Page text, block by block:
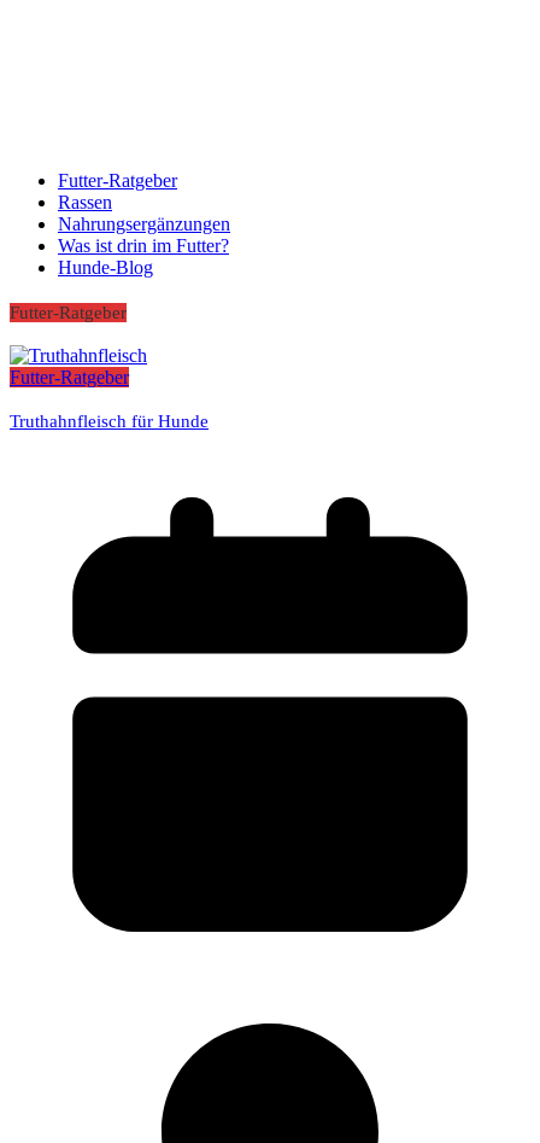
Futter-Ratgeber
Rassen
Nahrungsergänzungen
Was ist drin im Futter?
Hunde-Blog
Futter-Ratgeber
Futter-Ratgeber
Truthahnfleisch für Hunde